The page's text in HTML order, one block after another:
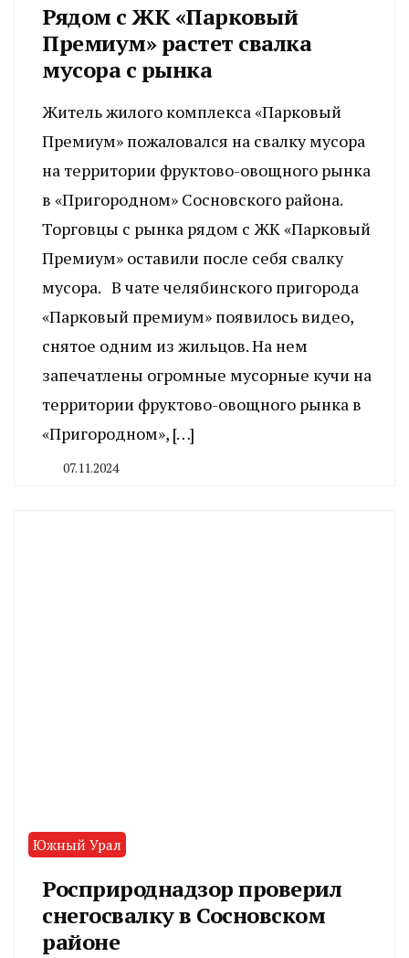
Рядом с ЖК «Парковый
Премиум» растет свалка
мусора с рынка
Житель жилого комплекса «Парковый
Премиум» пожаловался на свалку мусора
на территории фруктово-овощного рынка
в «Пригородном» Сосновского района.
Торговцы с рынка рядом с ЖК «Парковый
Премиум» оставили после себя свалку
мусора. В чате челябинского пригорода
«Парковый премиум» появилось видео,
снятое одним из жильцов. На нем
запечатлены огромные мусорные кучи на
территории фруктово-овощного рынка в
«Пригородном», […]
07.11.2024
Южный Урал
Росприроднадзор проверил
снегосвалку в Сосновском
районе